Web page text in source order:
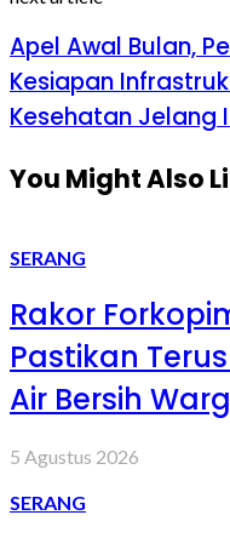
Apel Awal Bulan,
Kesiapan
Kesehatan Jelang
You Might Also
SERANG
Rakor
Pastikan
Air Bersih
5 Agustus 2026
SERANG